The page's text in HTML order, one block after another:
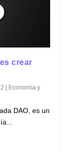
crear
| Economía y
DAO, es un